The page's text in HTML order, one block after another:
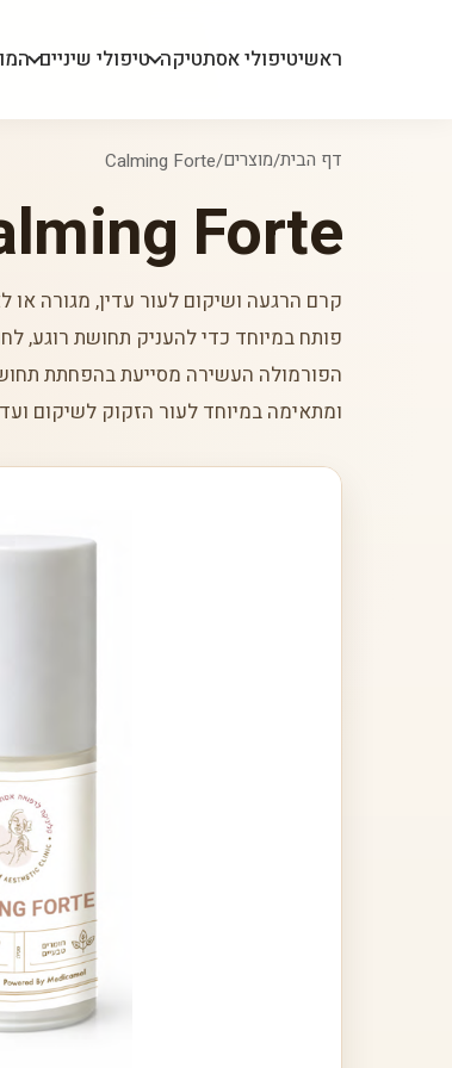
ראשיטיפולי אסתטיקה טיפולי שיניים
דף הבית/מוצרים/
Calming Forte
Forte
קרם הרגעה ושיקום לעור עדין, מגורה או
פותח במיוחד כדי להעניק תחושת רוגע,
הפורמולה העשירה מסייעת בהפחתת
ומתאימה במיוחד לעור הזקוק לשיקום